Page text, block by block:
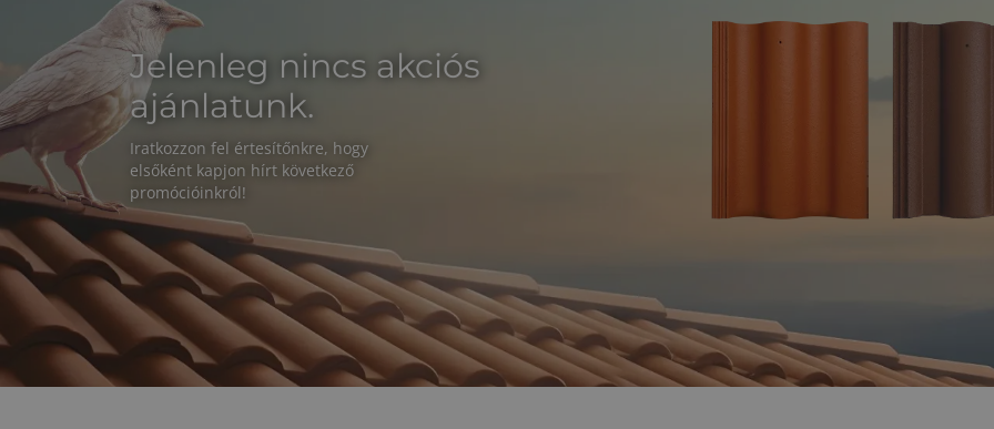
Jelenleg nincs akciós
ajánlatunk.
Iratkozzon fel értesítőnkre, hogy
elsőként kapjon hírt következő
promócióinkról!